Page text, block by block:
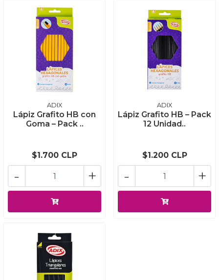
ADIX
Lápiz Grafito HB con
Goma – Pack ..
$1.700 CLP
+
-
ADIX
Lápiz Grafito HB – Pack
12 Unidad..
$1.200 CLP
+
-